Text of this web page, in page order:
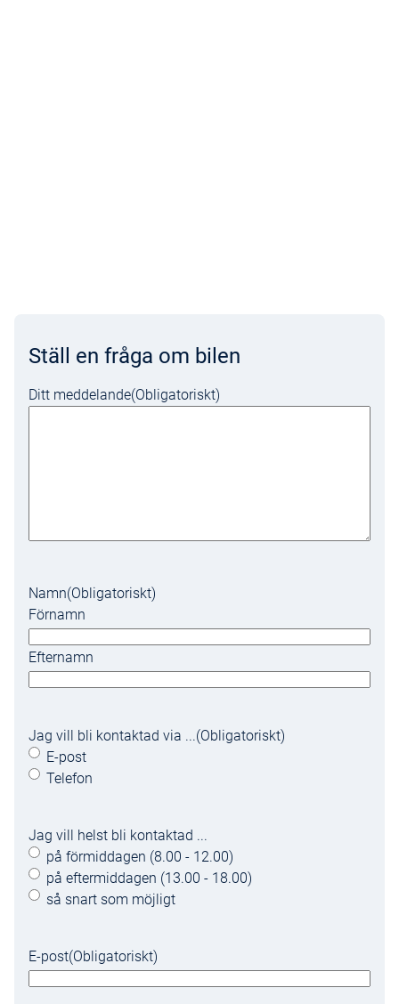
Ställ en fråga om bilen
Ditt meddelande(Obligatoriskt)
Namn(Obligatoriskt)
Förnamn
Efternamn
Jag vill bli kontaktad via ...(Obligatoriskt)
E-post
Telefon
Jag vill helst bli kontaktad ...
på förmiddagen (8.00 - 12.00)
på eftermiddagen (13.00 - 18.00)
så snart som möjligt
E-post(Obligatoriskt)